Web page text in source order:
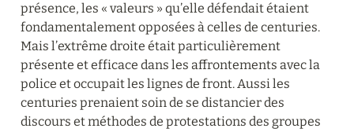
présence, les « valeurs » qu’elle défendait étaient
fondamentalement opposées à celles de centuries.
Mais l’extrême droite était particulièrement
présente et efficace dans les affrontements avec la
police et occupait les lignes de front. Aussi les
centuries prenaient soin de se distancier des
discours et méthodes de protestations des groupes